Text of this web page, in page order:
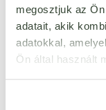
megosztjuk az
adatait, akik
adatokkal,
Ön által használt